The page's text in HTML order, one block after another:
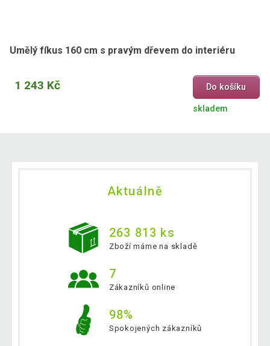
Umělý fíkus 160 cm s pravým dřevem do interiéru
1 243 Kč Do košíku
skladem
Aktuálně
263 813 ks
Zboží máme na skladě
7
Zákazníků online
98%
Spokojených zákazníků